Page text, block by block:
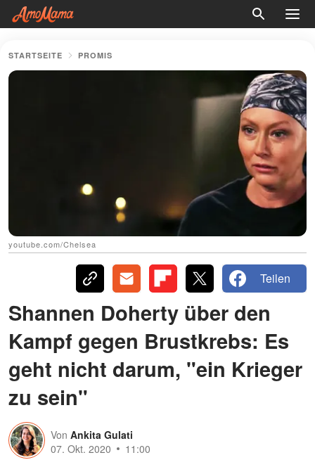
STARTSEITE PROMIS
youtube.com/Chelsea
Teilen
Shannen Doherty über den
Kampf gegen Brustkrebs: Es
geht nicht darum, "ein Krieger
zu sein"
Von Ankita Gulati
07. Okt. 2020
11:00